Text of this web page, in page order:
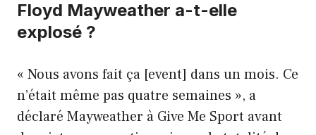
Floyd Mayweather a-t-elle
explosé ?
« Nous avons fait ça [event] dans un mois. Ce
n’était même pas quatre semaines », a
déclaré Mayweather à Give Me Sport avant